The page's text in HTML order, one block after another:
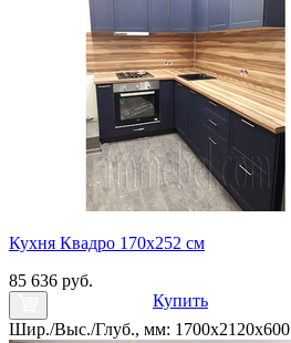
Кухня Квадро 170х252 см
85 636 руб.
Купить
Шир./Выс./Глуб., мм: 1700x2120x600